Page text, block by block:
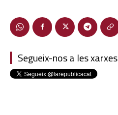
Segueix-nos a les xarxes